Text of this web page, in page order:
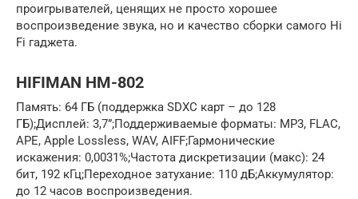
проигрывателей, ценящих не просто хорошее
воспроизведение звука, но и качество сборки самого Hi
Fi гаджета.
HIFIMAN HM-802
Память: 64 ГБ (поддержка SDXC карт – до 128
ГБ);Дисплей: 3,7”;Поддерживаемые форматы: MP3, FLAC,
APE, Apple Lossless, WAV, AIFF;Гармонические
искажения: 0,0031%;Частота дискретизации (макс): 24
бит, 192 кГц;Переходное затухание: 110 дБ;Аккумулятор:
до 12 часов воспроизведения.